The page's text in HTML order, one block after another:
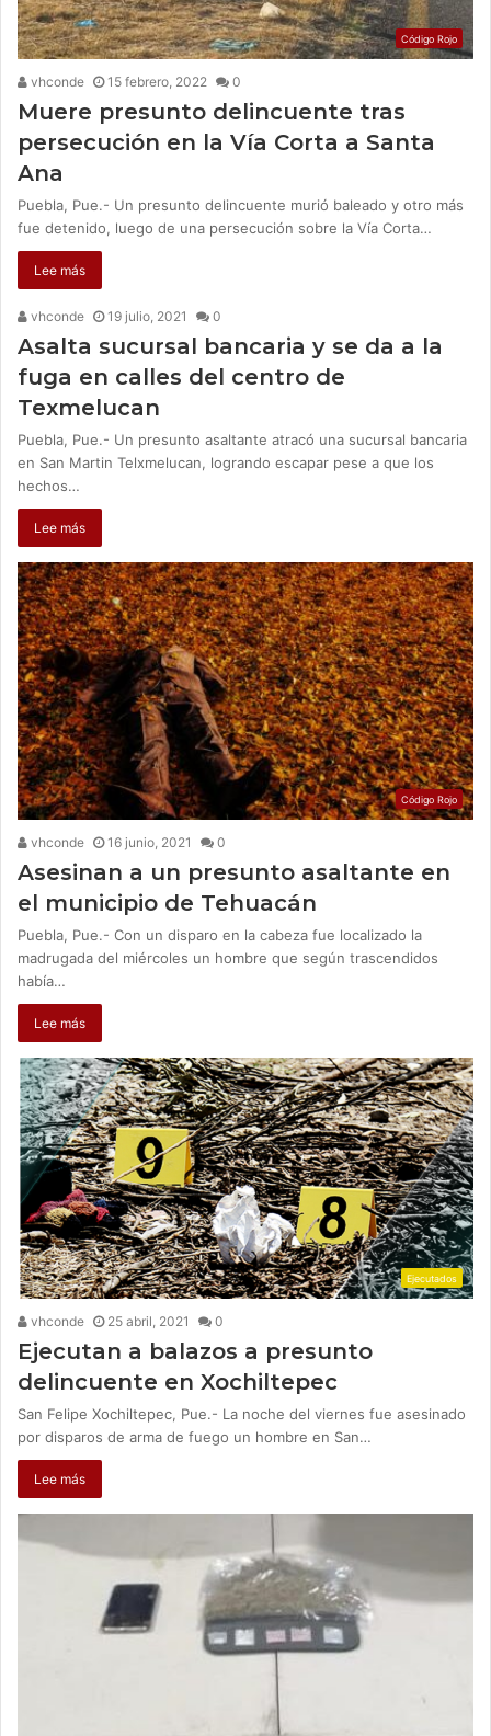
Código Rojo
vhconde 15 febrero, 2022 0
Muere presunto delincuente tras
persecución en la Vía Corta a Santa
Ana
Puebla, Pue.- Un presunto delincuente murió baleado y otro más
fue detenido, luego de una persecución sobre la Vía Corta…
Lee más
vhconde 19 julio, 2021 0
Asalta sucursal bancaria y se da a la
fuga en calles del centro de
Texmelucan
Puebla, Pue.- Un presunto asaltante atracó una sucursal bancaria
en San Martin Telxmelucan, logrando escapar pese a que los
hechos…
Lee más
Código Rojo
vhconde 16 junio, 2021 0
Asesinan a un presunto asaltante en
el municipio de Tehuacán
Puebla, Pue.- Con un disparo en la cabeza fue localizado la
madrugada del miércoles un hombre que según trascendidos
había…
Lee más
Ejecutados
vhconde 25 abril, 2021 0
Ejecutan a balazos a presunto
delincuente en Xochiltepec
San Felipe Xochiltepec, Pue.- La noche del viernes fue asesinado
por disparos de arma de fuego un hombre en San…
Lee más